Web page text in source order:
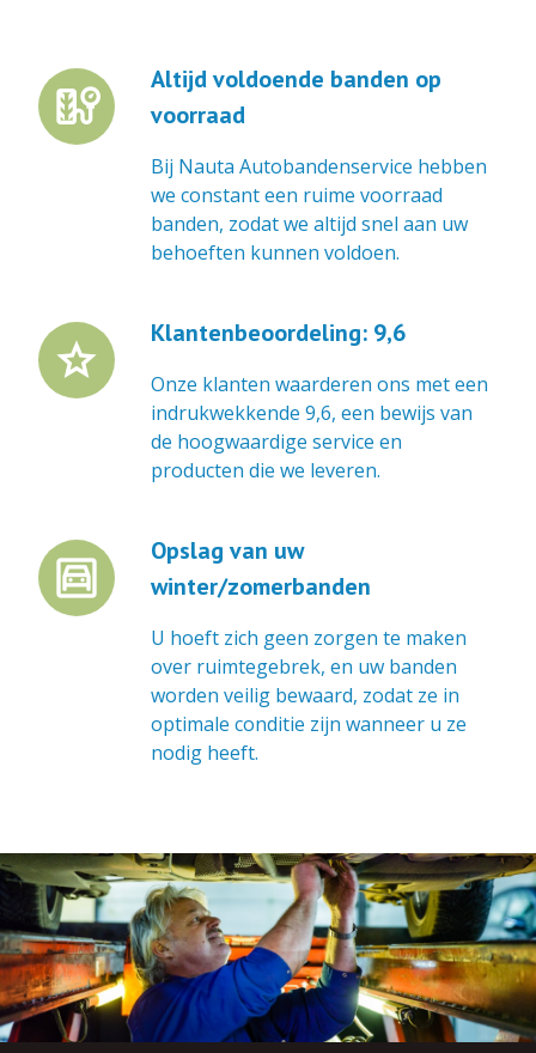
tire_repair
Altijd voldoende banden op
voorraad
Bij Nauta Autobandenservice hebben
we constant een ruime voorraad
banden, zodat we altijd snel aan uw
behoeften kunnen voldoen.
star Klantenbeoordeling: 9,6
Onze klanten waarderen ons met een
indrukwekkende 9,6, een bewijs van
de hoogwaardige service en
producten die we leveren.
garage
Opslag van uw
winter/zomerbanden
U hoeft zich geen zorgen te maken
over ruimtegebrek, en uw banden
worden veilig bewaard, zodat ze in
optimale conditie zijn wanneer u ze
nodig heeft.